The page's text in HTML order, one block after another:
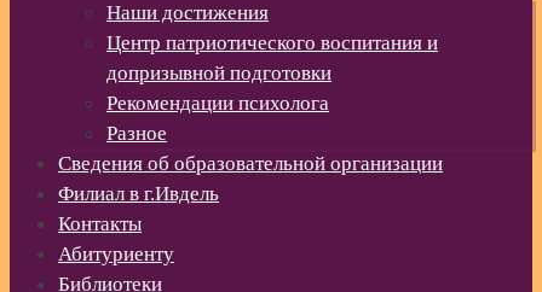
содержимому
Наши достижения
Центр патриотического воспитания и
допризывной подготовки
Рекомендации психолога
Разное
Сведения об образовательной организации
Филиал в г.Ивдель
Контакты
Абитуриенту
Библиотеки